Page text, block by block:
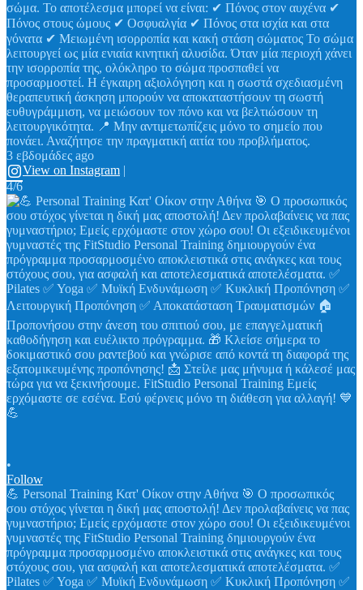
σώμα. Το αποτέλεσμα μπορεί να είναι: ✔ Πόνος στον αυχένα ✔
Πόνος στους ώμους ✔ Οσφυαλγία ✔ Πόνος στα ισχία και στα
γόνατα ✔ Μειωμένη ισορροπία και κακή στάση σώματος Το σώμα
λειτουργεί ως μία ενιαία κινητική αλυσίδα. Όταν μία περιοχή χάνει
την ισορροπία της, ολόκληρο το σώμα προσπαθεί να
προσαρμοστεί. Η έγκαιρη αξιολόγηση και η σωστά σχεδιασμένη
θεραπευτική άσκηση μπορούν να αποκαταστήσουν τη σωστή
ευθυγράμμιση, να μειώσουν τον πόνο και να βελτιώσουν τη
λειτουργικότητα. 📍 Μην αντιμετωπίζεις μόνο το σημείο που
πονάει. Αναζήτησε την πραγματική αιτία του προβλήματος.
3 εβδομάδες ago
View on Instagram |
4/6
•
Follow
💪 Personal Training Κατ' Οίκον στην Αθήνα 🎯 Ο προσωπικός
σου στόχος γίνεται η δική μας αποστολή! Δεν προλαβαίνεις να πας
γυμναστήριο; Εμείς ερχόμαστε στον χώρο σου! Οι εξειδικευμένοι
γυμναστές της FitStudio Personal Training δημιουργούν ένα
πρόγραμμα προσαρμοσμένο αποκλειστικά στις ανάγκες και τους
στόχους σου, για ασφαλή και αποτελεσματικά αποτελέσματα. ✅
Pilates ✅ Yoga ✅ Μυϊκή Ενδυνάμωση ✅ Κυκλική Προπόνηση ✅